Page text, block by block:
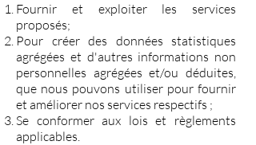
Fournir et exploiter les services
proposés;
Pour créer des données statistiques
agrégées et d'autres informations non
personnelles agrégées et/ou déduites,
que nous pouvons utiliser pour fournir
et améliorer nos services respectifs ;
Se conformer aux lois et règlements
applicables.